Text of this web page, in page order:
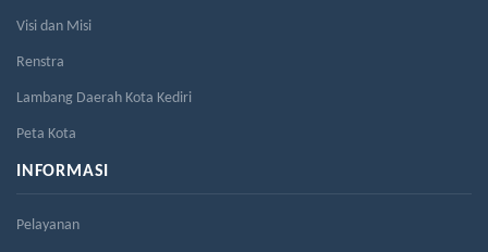
Visi dan Misi
Renstra
Lambang Daerah Kota Kediri
Peta Kota
INFORMASI
Pelayanan